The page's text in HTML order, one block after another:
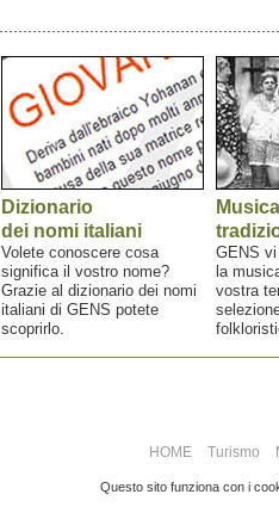
Dizionario
dei nomi italiani
Volete conoscere cosa
significa il vostro nome?
Grazie al dizionario dei nomi
italiani di GENS potete
scoprirlo.
Musica
GENS
la
vostra
HOME Turismo
Questo sito funziona con i